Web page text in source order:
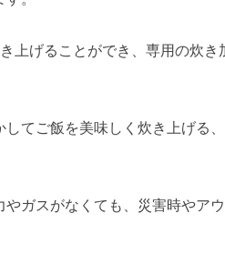
上げることができ、専用の炊き
てご飯を美味しく炊き上げる、
ガスがなくても、災害時やア